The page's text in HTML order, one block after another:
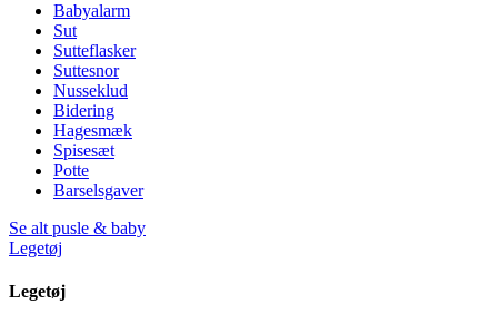
Babyalarm
Sut
Sutteflasker
Suttesnor
Nusseklud
Bidering
Hagesmæk
Spisesæt
Potte
Barselsgaver
Se alt pusle & baby
Legetøj
Legetøj